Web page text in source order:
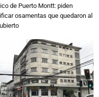
de Puerto Montt: piden
osamentas que quedaron al